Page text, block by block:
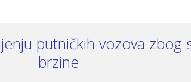
putničkih vozova zbog
brzine